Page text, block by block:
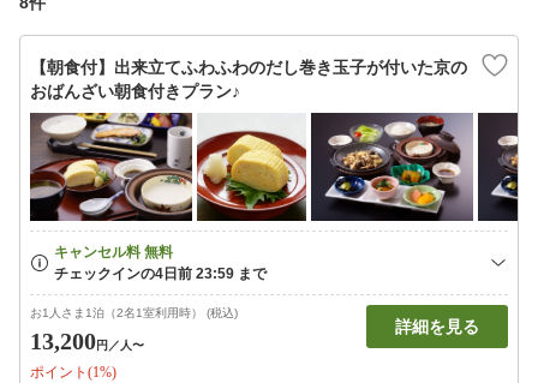
【朝食付】出来立てふわふわのだし巻き玉子が付いた京の
おばんざい朝食付きプラン♪
お1人さま1泊（2名1室利用時） (税込)
13,200円 ／人〜
ポイント(1%)
詳細を見る